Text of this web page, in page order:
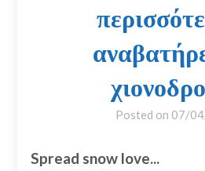
Posted on 07/
Spread snow love...